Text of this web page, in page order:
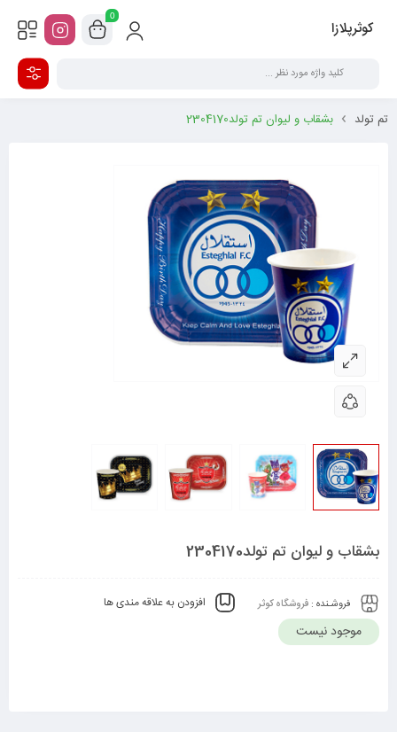
کوثرپلازا
0
تم تولد بشقاب و لیوان تم تولد2304170
بشقاب و لیوان تم تولد2304170
فروشـنده : فروشگاه کوثر افزودن به علاقه مندی ها
موجود نیست